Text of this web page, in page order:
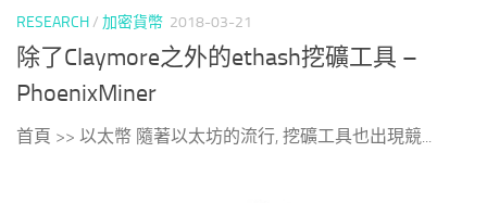
RESEARCH/ 加密貨幣 2018-03-21
除了Claymore之外的ethash挖礦工具 –
PhoenixMiner
首頁 >> 以太幣 隨著以太坊的流行, 挖礦工具也出現競...